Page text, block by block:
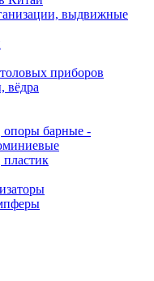
выдвижные
приборов
вёдра
барные -